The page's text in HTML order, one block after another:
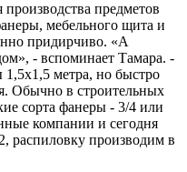
предметов
мебельного щита и
придирчиво. «А
- вспоминает Тамара. -
метра, но быстро
Обычно в строительных
сорта фанеры - 3/4 или
компании и сегодня
распиловку производим в